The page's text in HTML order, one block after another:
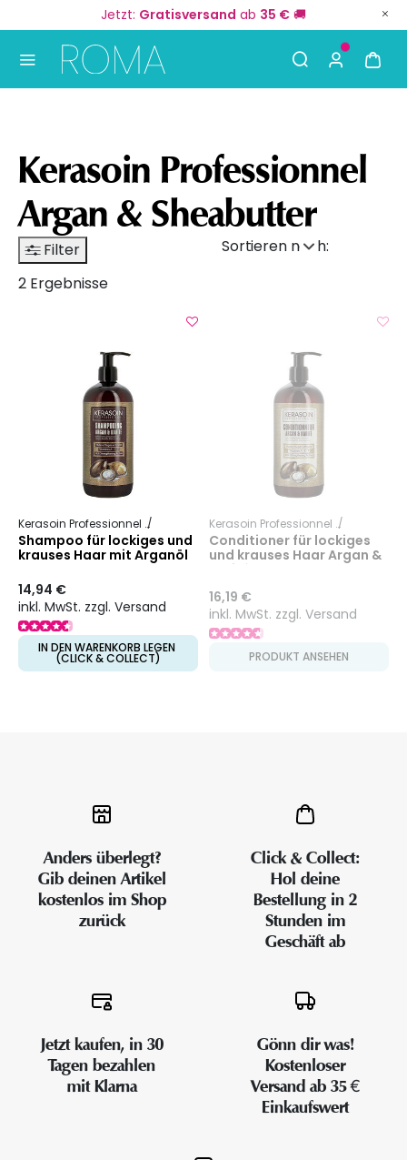
Jetzt: Gratisversand ab 35 € 🚚
Kerasoin Professionnel
Argan & Sheabutter
Sortieren nach:
Filter
2 Ergebnisse
Kerasoin Professionnel Argan & Sheabutter
Shampoo für lockiges und
krauses Haar mit Arganöl
14,94 €
inkl. MwSt. zzgl. Versand
IN DEN WARENKORB LEGEN
(CLICK & COLLECT)
Kerasoin Professionnel
Conditioner für lockiges
und krauses Haar Argan &
Karité
16,19 €
inkl. MwSt. zzgl. Versand
PRODUKT ANSEHEN
Anders überlegt?
Gib deinen Artikel
kostenlos im Shop
zurück
Click & Collect:
Hol deine
Bestellung in 2
Stunden im
Geschäft ab
Jetzt kaufen, in 30
Tagen bezahlen
mit Klarna
Gönn dir was!
Kostenloser
Versand ab 35 €
Einkaufswert